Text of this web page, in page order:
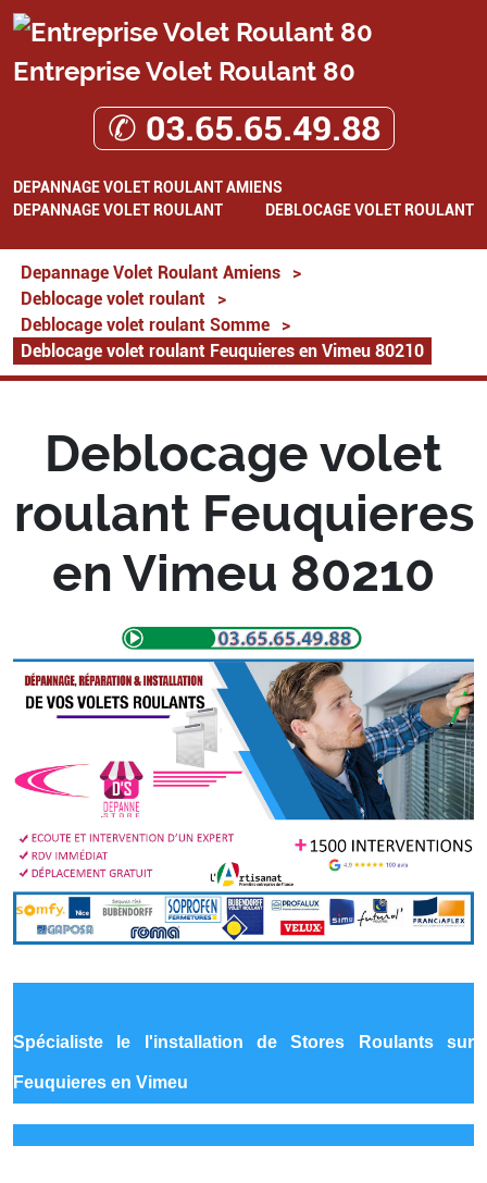
Entreprise Volet Roulant 80
✆ 03.65.65.49.88
DEPANNAGE VOLET ROULANT AMIENS
DEPANNAGE VOLET ROULANT
DEBLOCAGE VOLET ROULANT
Depannage Volet Roulant Amiens
>
Deblocage volet roulant
>
Deblocage volet roulant Somme
>
Deblocage volet roulant Feuquieres en Vimeu 80210
Deblocage volet
roulant Feuquieres
en Vimeu 80210
Spécialiste le l'installation de Stores Roulants sur
Feuquieres en Vimeu